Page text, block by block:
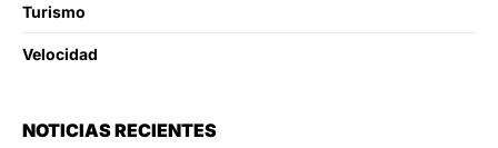
Turismo
Velocidad
NOTICIAS RECIENTES